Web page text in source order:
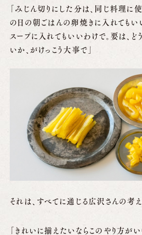
「みじん切りにした分は、同じ料理に
の日の朝ごはんの卵焼きに入れてもい
スープに入れてもいいわけで。要は、ど
いか、がけっこう大事で」
それは、すべてに通じる広沢さんの考え
「きれいに揃えたいならこのやり方がい